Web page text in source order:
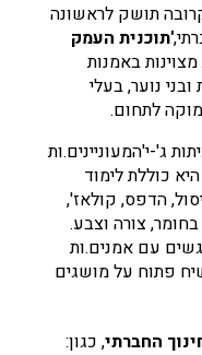
תושק לראשונה
'תוכנית העמק
מצוינות באמנות
נוער, בעלי
לתחום.
ג'-י'המעוניינים.ות
כוללת לימוד
הדפס, קולאז',
צורה וצבע.
עם אמנים.ות
פתוח על מושגים
החברתי, כגון: